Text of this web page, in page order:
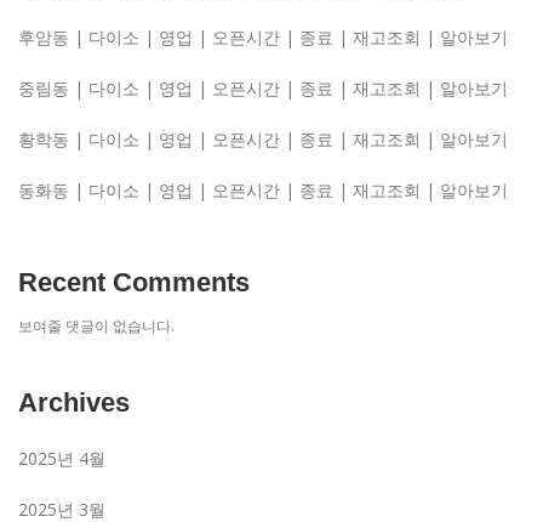
후암동 | 다이소 | 영업 | 오픈시간 | 종료 | 재고조회 | 알아보기
중림동 | 다이소 | 영업 | 오픈시간 | 종료 | 재고조회 | 알아보기
황학동 | 다이소 | 영업 | 오픈시간 | 종료 | 재고조회 | 알아보기
동화동 | 다이소 | 영업 | 오픈시간 | 종료 | 재고조회 | 알아보기
Recent Comments
보여줄 댓글이 없습니다.
Archives
2025년 4월
2025년 3월